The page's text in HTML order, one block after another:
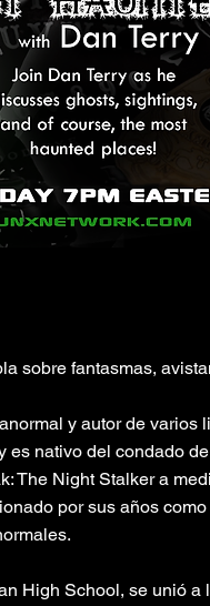
sobre fantasmas,
y autor de
es nativo del condado
The Night Stalker a
por sus años
High School, se unió